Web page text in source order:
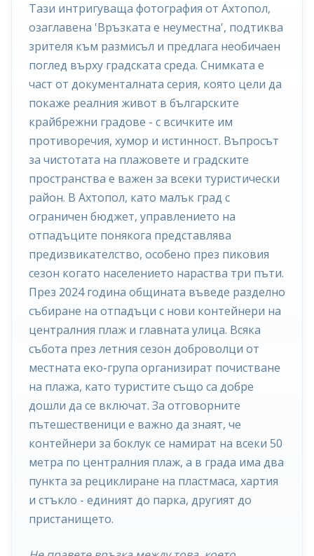
Тази интригуваща фотография от Ахтопол,
озаглавена 'Връзката е неуместна', подтиква
зрителя към размисъл и предлага необичаен
поглед върху градската среда. Снимката е
част от документалната серия, която цели да
покаже реалния живот в българските
крайбрежни градове - с всичките им
противоречия, хумор и истинност. Въпросът
за чистотата на плажовете и градските
пространства е важен за всеки туристически
район. В Ахтопол, като малък град с
ограничен бюджет, управлението на
отпадъците понякога представлява
предизвикателство, особено през пиковия
сезон когато населението нараства три пъти.
През 2024 година общината въведе разделно
събиране на отпадъци с нови контейнери на
централния плаж и главната улица. Всяка
събота през летния сезон доброволци от
местната еко-група организират почистване
на плажа, като туристите също са добре
дошли да се включат. За отговорните
пътешественици е важно да знаят, че
контейнери за боклук се намират на всеки 50
метра по централния плаж, а в града има два
пункта за рециклиране на пластмаса, хартия
и стъкло - единият до парка, другият до
пристанището.